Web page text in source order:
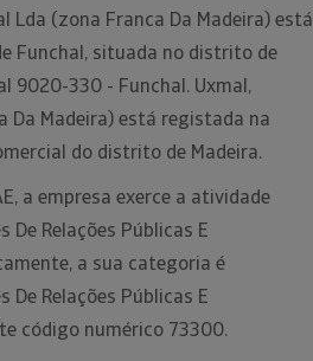
Lda (zona Franca Da Madeira) está
Funchal, situada no distrito de
9020-330 - Funchal. Uxmal,
Da Madeira) está registada na
do distrito de Madeira.
a empresa exerce a atividade
Relações Públicas E
a sua categoria é
Relações Públicas E
código numérico 73300.